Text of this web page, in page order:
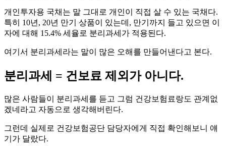
개인투자용 국채는 말 그대로 개인이 직접 살 수 있는 국채다.
특히 10년, 20년 만기 상품이 있는데, 만기까지 들고 있으면 이
자에 대해 15.4% 세율로 분리과세가 적용된다.
여기서 분리과세라는 말이 많은 오해를 만들어낸다고 본다.
분리과세 = 건보료 제외가 아니다.
많은 사람들이 분리과세를 듣고 그럼 건강보험료랑도 관계없
겠네라고 자동으로 생각해버린다.
그런데 실제로 건강보험공단 담당자에게 직접 확인해보니 얘
기가 달랐다.